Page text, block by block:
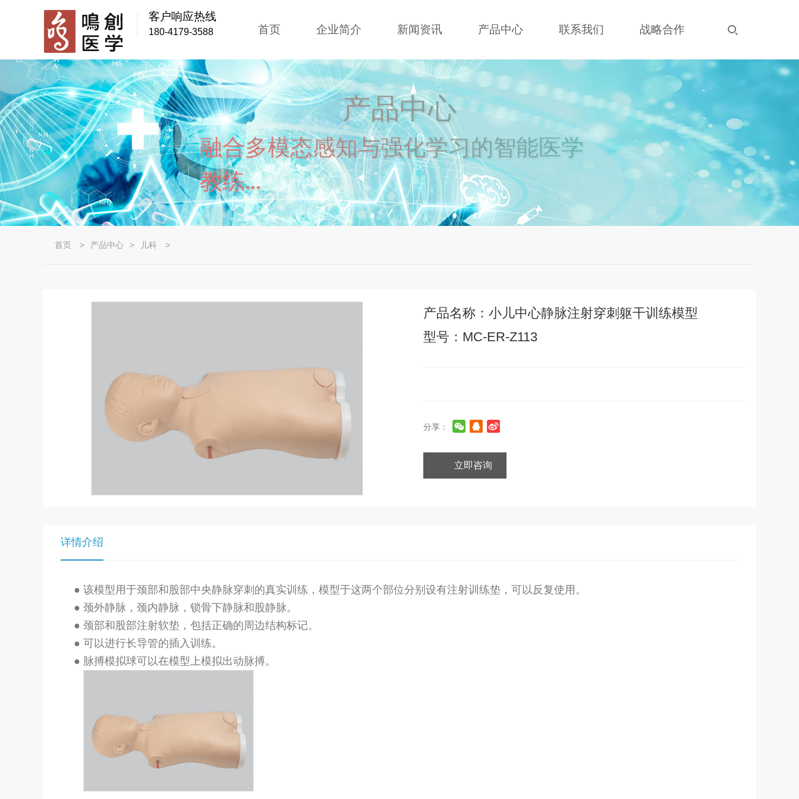
客户响应热线
180-4179-3588 首页 企业简介 新闻资讯 产品中心 联系我们 战略合作
产品中心
融合多模态感知与强化学习的智能医学
教练...
首页 > 产品中心 > 儿科 >
产品名称：小儿中心静脉注射穿刺躯干训练模型
型号：MC-ER-Z113
分享：
立即咨询
详情介绍
● 该模型用于颈部和股部中央静脉穿刺的真实训练，模型于这两个部位分别设有注射训练垫，可以反复使用。
● 颈外静脉，颈内静脉，锁骨下静脉和股静脉。
● 颈部和股部注射软垫，包括正确的周边结构标记。
● 可以进行长导管的插入训练。
● 脉搏模拟球可以在模型上模拟出动脉搏。